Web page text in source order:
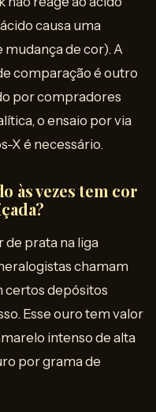
causa uma
de cor). A
comparação é outro
por compradores
o ensaio por via
X é necessário.
às vezes tem cor
de prata na liga
chamam
certos depósitos
Esse ouro tem valor
intenso de alta
por grama de